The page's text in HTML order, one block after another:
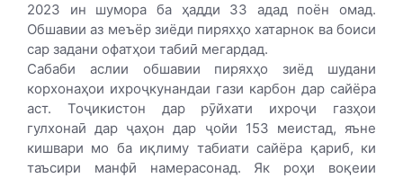
2023 ин шумора ба ҳадди 33 адад поён омад.
Обшавии аз меъёр зиёди пиряхҳо хатарнок ва боиси
сар задани офатҳои табиӣ мегардад.
Сабаби аслии обшавии пиряхҳо зиёд шудани
корхонаҳои ихроҷкунандаи гази карбон дар сайёра
аст. Тоҷикистон дар рӯйхати ихроҷи газҳои
гулхонаӣ дар ҷаҳон дар ҷойи 153 меис­тад, яъне
кишвари мо ба иқлиму табиати сайёра қариб, ки
таъсири манфӣ намерасонад. Як роҳи воқеии